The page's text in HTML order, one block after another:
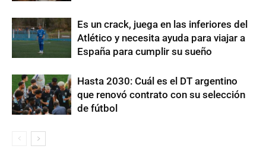
Es un crack, juega en las inferiores del
Atlético y necesita ayuda para viajar a
España para cumplir su sueño
Hasta 2030: Cuál es el DT argentino
que renovó contrato con su selección
de fútbol